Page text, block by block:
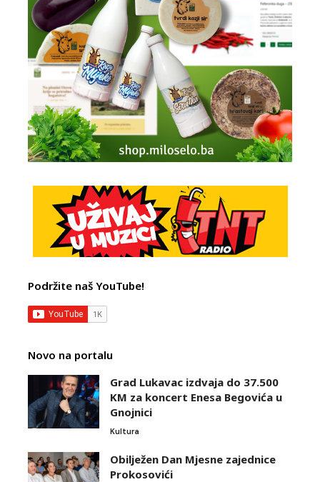
Podržite naš YouTube!
Novo na portalu
Grad Lukavac izdvaja do 37.500
KM za koncert Enesa Begovića u
Gnojnici
Kultura
Obilježen Dan Mjesne zajednice
Prokosovići